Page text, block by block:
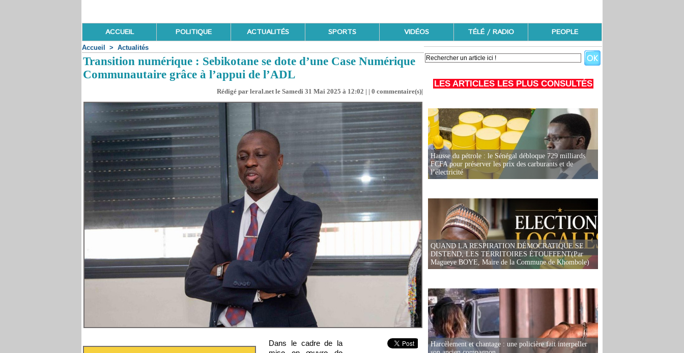
ACCUEIL POLITIQUE ACTUALITÉS SPORTS VIDÉOS TÉLÉ / RADIO PEOPLE
Accueil > Actualités
Transition numérique : Sebikotane se dote d’une Case Numérique
Communautaire grâce à l’appui de l’ADL
Rédigé par leral.net le Samedi 31 Mai 2025 à 12:02 | | 0 commentaire(s)|
Dans le cadre de la
LES ARTICLES LES PLUS CONSULTÉS
Hausse du pétrole : le Sénégal débloque 729 milliards
FCFA pour préserver les prix des carburants et de
l’électricité
QUAND LA RESPIRATION DÉMOCRATIQUE SE
DISTEND, LES TERRITOIRES ÉTOUFFENT(Par
Magueye BOYE, Maire de la Commune de Khombole)
Harcèlement et chantage : une policière fait interpeller